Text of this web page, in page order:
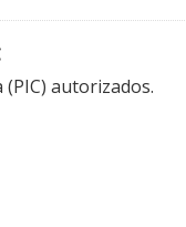
autorizados.